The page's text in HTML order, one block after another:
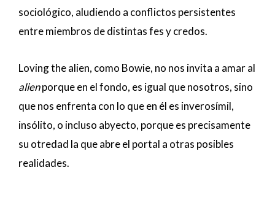
sociológico, aludiendo a conflictos persistentes
entre miembros de distintas fes y credos.
Loving the alien, como Bowie, no nos invita a amar al
alienporque en el fondo, es igual que nosotros, sino
que nos enfrenta con lo que en él es inverosímil,
insólito, o incluso abyecto, porque es precisamente
su otredad la que abre el portal a otras posibles
realidades.